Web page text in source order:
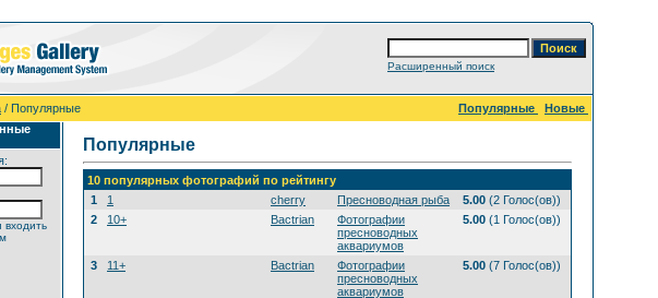
Расширенный поиск
/ Популярные Популярные
Новые
входить
Популярные
10 популярных фотографий по рейтингу
1
1 cherry Пресноводная рыба 5.00 (2 Голос(ов))
2
10+ Bactrian
Фотографии
пресноводных
аквариумов
5.00 (1 Голос(ов))
3 11+ Bactrian
Фотографии
пресноводных
аквариумов
5.00 (7 Голос(ов))